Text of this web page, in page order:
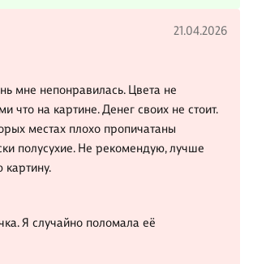
21.04.2026
мне непонравилась. Цвета не
что на картине. Денег своих не стоит.
местах плохо пропичатаны
полусухие. Не рекомендую, лучше
картину.
Я случайно поломала её